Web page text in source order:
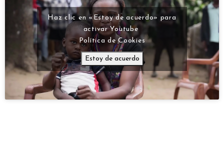
Haz clic en «Estoy de acuerdo» para
activar Youtube
Política de Cookies
Estoy de acuerdo